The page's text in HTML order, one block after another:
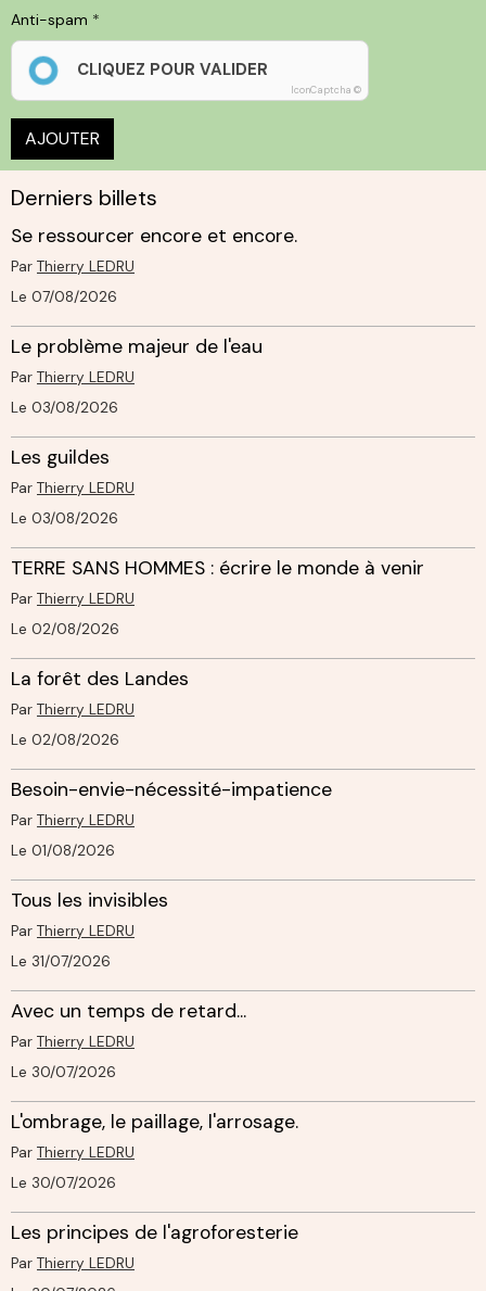
Anti-spam
CLIQUEZ POUR VALIDER
IconCaptcha ©
AJOUTER
Derniers billets
Se ressourcer encore et encore.
Par Thierry LEDRU
Le 07/08/2026
Le problème majeur de l'eau
Par Thierry LEDRU
Le 03/08/2026
Les guildes
Par Thierry LEDRU
Le 03/08/2026
TERRE SANS HOMMES : écrire le monde à venir
Par Thierry LEDRU
Le 02/08/2026
La forêt des Landes
Par Thierry LEDRU
Le 02/08/2026
Besoin-envie-nécessité-impatience
Par Thierry LEDRU
Le 01/08/2026
Tous les invisibles
Par Thierry LEDRU
Le 31/07/2026
Avec un temps de retard...
Par Thierry LEDRU
Le 30/07/2026
L'ombrage, le paillage, l'arrosage.
Par Thierry LEDRU
Le 30/07/2026
Les principes de l'agroforesterie
Par Thierry LEDRU